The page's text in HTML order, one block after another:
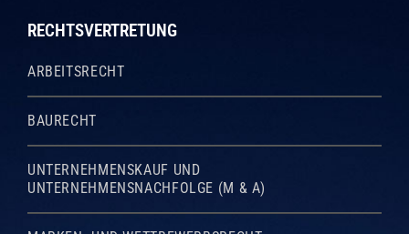
RECHTSVERTRETUNG
ARBEITSRECHT
BAURECHT
UNTERNEHMENSKAUF UND
UNTERNEHMENSNACHFOLGE (M & A)